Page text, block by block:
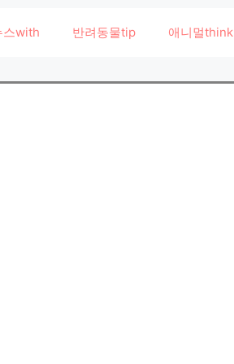
스with 반려동물tip 애니멀think